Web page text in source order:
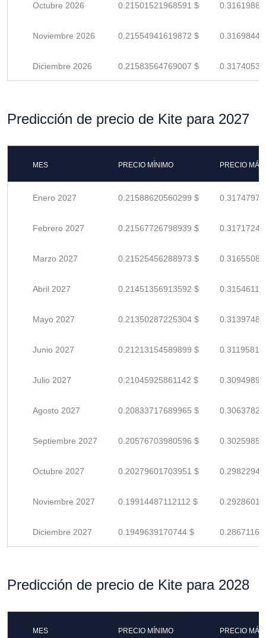
Octubre 2026 0.21501521968591 $
Noviembre 2026 0.21554941619872 $
Diciembre 2026 0.21583564769007 $
Predicción de precio de Kite para 2027
MES PRECIO MÍNIMO PRECIO
Enero 2027 0.21588620560299 $
Febrero 2027 0.21567726798939 $
Marzo 2027 0.21525456288973 $
Abril 2027 0.21451356913592 $
Mayo 2027 0.21350287225304 $
Junio 2027 0.21213154589899 $
Julio 2027 0.21045925861142 $
Agosto 2027 0.20833717689965 $
Septiembre 2027 0.20576703980596 $
Octubre 2027 0.20279601703951 $
Noviembre 2027 0.19914487112112 $
Diciembre 2027 0.1949639170744 $
Predicción de precio de Kite para 2028
MES PRECIO MÍNIMO PRECIO